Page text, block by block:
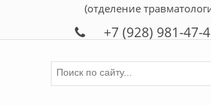
(отделение
+7 (928) 981-47-